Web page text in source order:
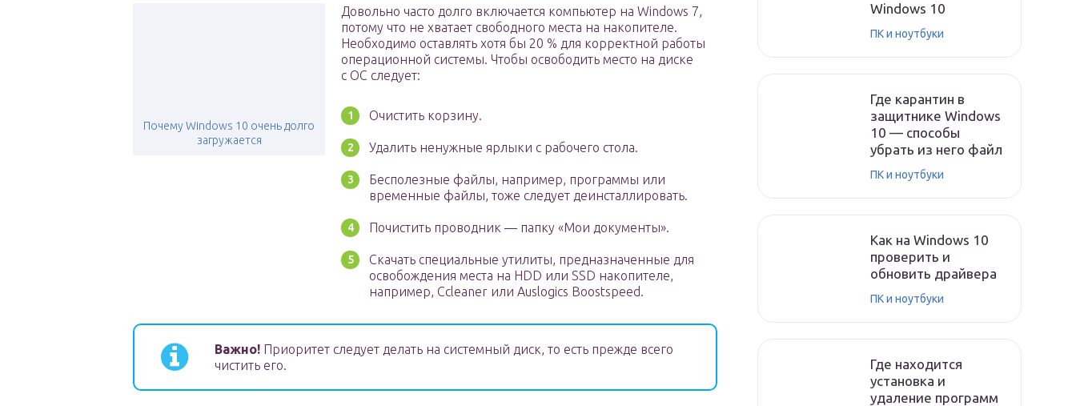
Почему Windows 10 очень долго
загружается
Довольно часто долго включается компьютер на Windows 7,
потому что не хватает свободного места на накопителе.
Необходимо оставлять хотя бы 20 % для корректной работы
операционной системы. Чтобы освободить место на диске
с OC следует:
Очистить корзину.
Удалить ненужные ярлыки с рабочего стола.
Бесполезные файлы, например, программы или
временные файлы, тоже следует деинсталлировать.
Почистить проводник — папку «Мои документы».
Скачать специальные утилиты, предназначенные для
освобождения места на HDD или SSD накопителе,
например, Ccleaner или Auslogics Boostspeed.
Важно! Приоритет следует делать на системный диск, то есть прежде всего
чистить его.
Windows 10
ПК и ноутбуки
Где карантин в
защитнике Windows
10 — способы
убрать из него файл
ПК и ноутбуки
Как на Windows 10
проверить и
обновить драйвера
ПК и ноутбуки
Где находится
установка и
удаление программ